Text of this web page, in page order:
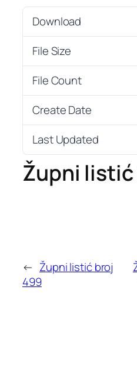
Download
File Size
File Count
Create Date
Last Updated
Župni
← Župni listić broj
499